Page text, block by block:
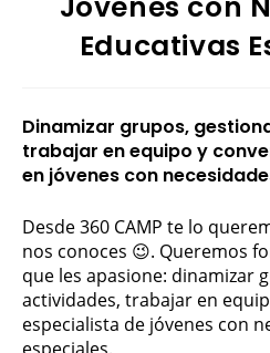
Educativas
Dinamizar grupos,
trabajar en equipo y
en jóvenes con
Desde 360 CAMP te lo
nos conoces 😉. Queremos
que les apasione: dinamizar
actividades, trabajar en
especialista de jóvenes con